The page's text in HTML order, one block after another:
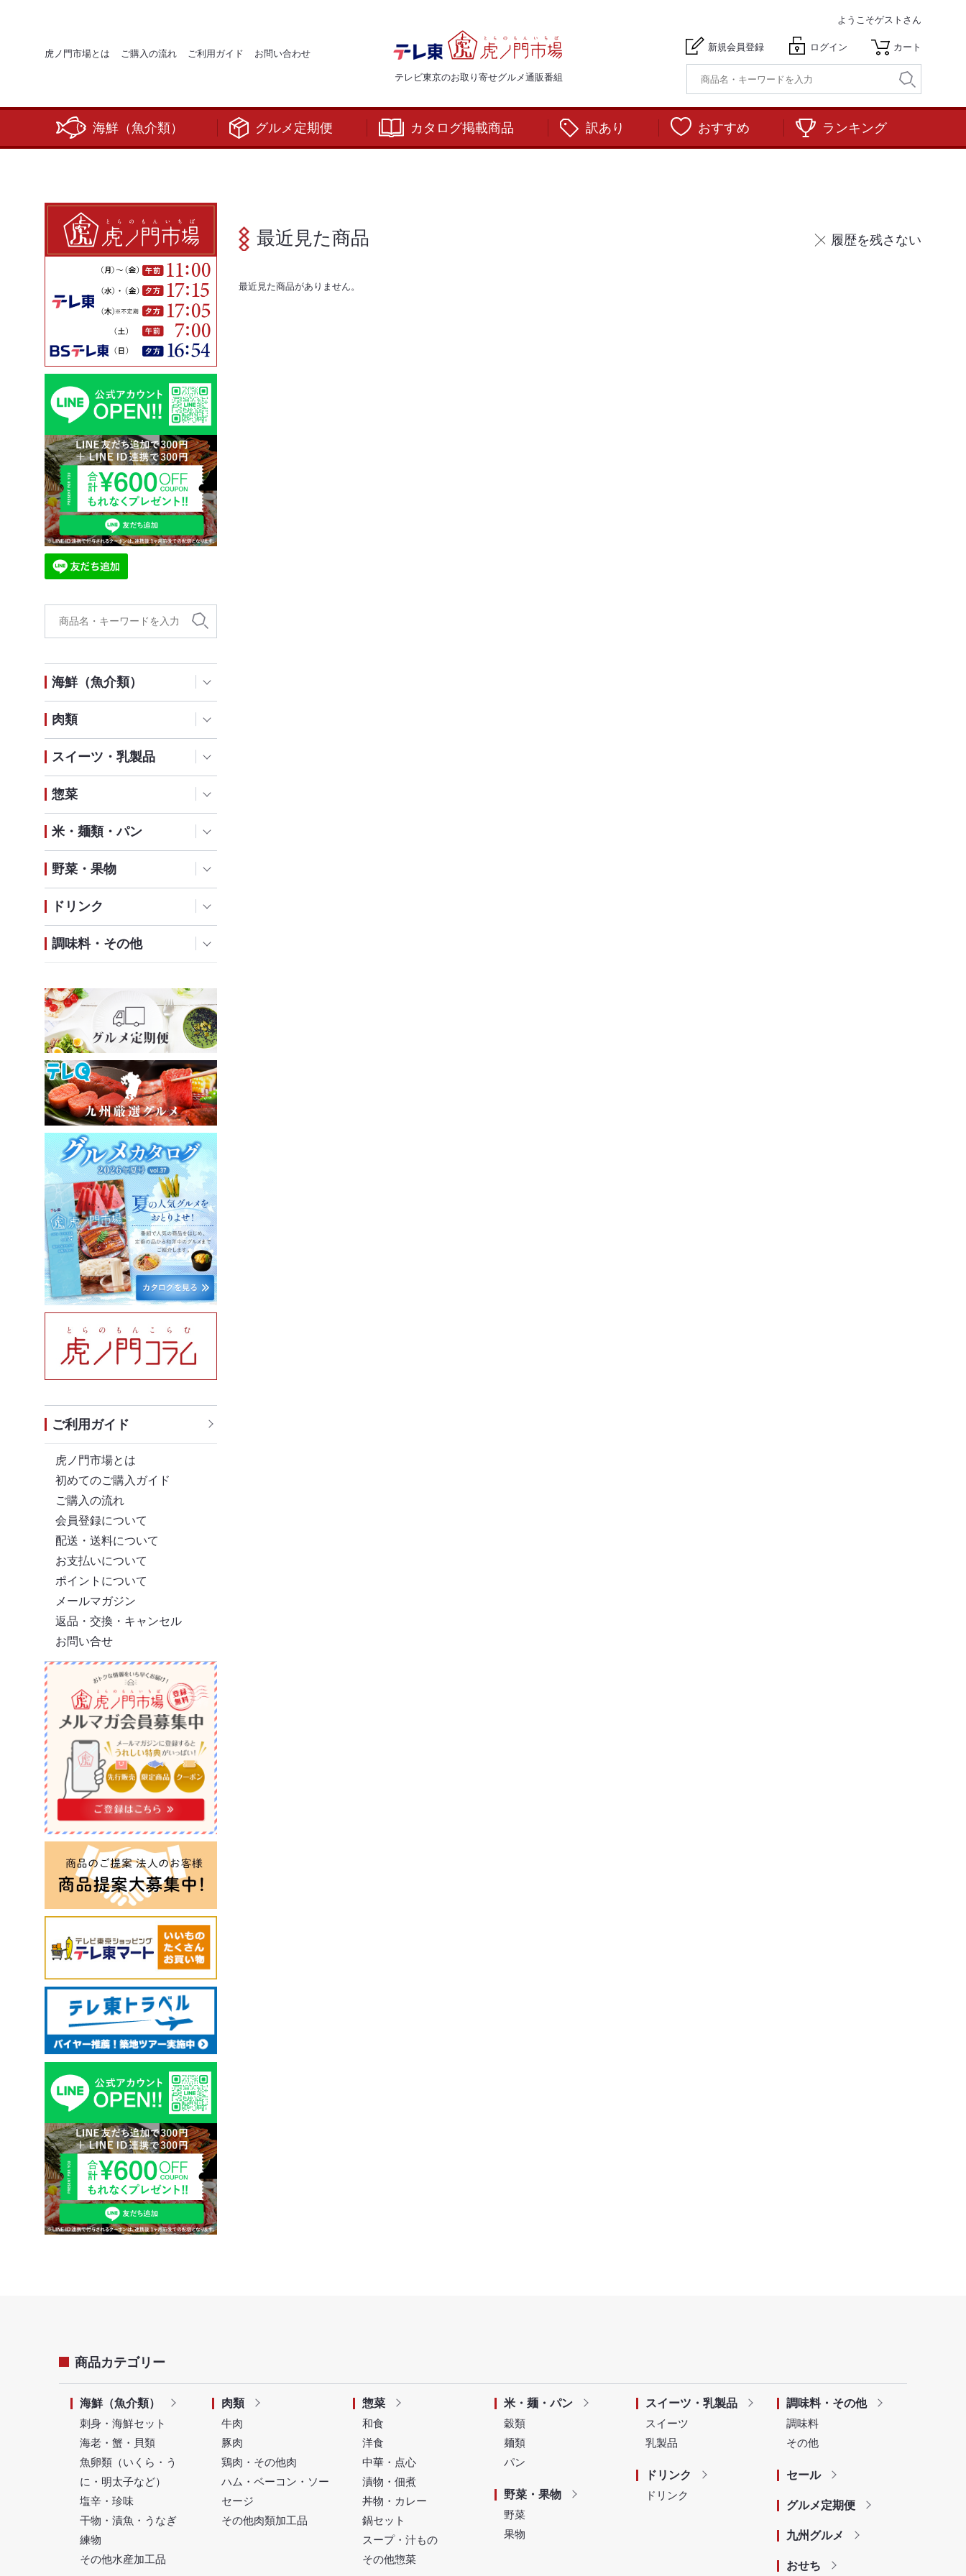
虎ノ門市場とは ご購入の流れ ご利用ガイド お問い合わせ
テレビ東京のお取り寄せグルメ通販番組
ようこそゲストさん
新規会員登録 ログイン カート
海鮮（魚介類） グルメ定期便 カタログ掲載商品 訳あり おすすめ ランキング
海鮮（魚介類）
肉類
スイーツ・乳製品
惣菜
米・麺類・パン
野菜・果物
ドリンク
調味料・その他
ご利用ガイド
虎ノ門市場とは
初めてのご購入ガイド
ご購入の流れ
会員登録について
配送・送料について
お支払いについて
ポイントについて
メールマガジン
返品・交換・キャンセル
お問い合せ
最近見た商品 履歴を残さない
最近見た商品がありません。
商品カテゴリー
海鮮（魚介類）
刺身・海鮮セット
海老・蟹・貝類
魚卵類（いくら・う
に・明太子など）
塩辛・珍味
干物・漬魚・うなぎ
練物
その他水産加工品
肉類
牛肉
豚肉
鶏肉・その他肉
ハム・ベーコン・ソー
セージ
その他肉類加工品
惣菜
和食
洋食
中華・点心
漬物・佃煮
丼物・カレー
鍋セット
スープ・汁もの
その他惣菜
米・麺・パン
穀類
麺類
パン
野菜・果物
野菜
果物
スイーツ・乳製品
スイーツ
乳製品
ドリンク
ドリンク
調味料・その他
調味料
その他
セール
グルメ定期便
九州グルメ
おせち